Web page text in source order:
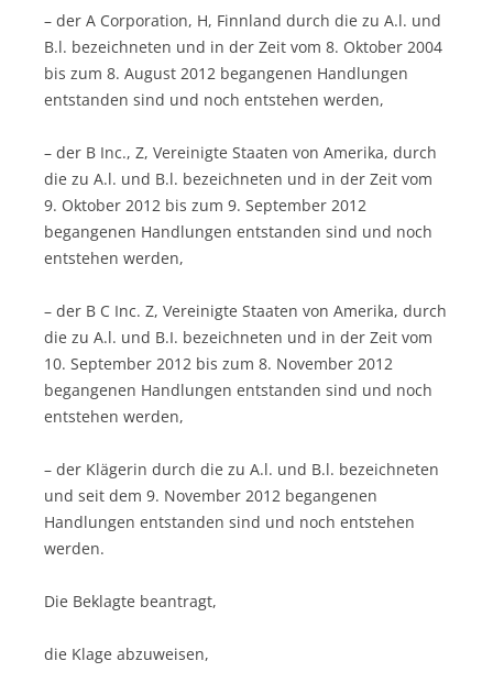
– der A Corporation, H, Finnland durch die zu A.l. und
B.l. bezeichneten und in der Zeit vom 8. Oktober 2004
bis zum 8. August 2012 begangenen Handlungen
entstanden sind und noch entstehen werden,
– der B Inc., Z, Vereinigte Staaten von Amerika, durch
die zu A.l. und B.l. bezeichneten und in der Zeit vom
9. Oktober 2012 bis zum 9. September 2012
begangenen Handlungen entstanden sind und noch
entstehen werden,
– der B C Inc. Z, Vereinigte Staaten von Amerika, durch
die zu A.l. und B.I. bezeichneten und in der Zeit vom
10. September 2012 bis zum 8. November 2012
begangenen Handlungen entstanden sind und noch
entstehen werden,
– der Klägerin durch die zu A.l. und B.l. bezeichneten
und seit dem 9. November 2012 begangenen
Handlungen entstanden sind und noch entstehen
werden.
Die Beklagte beantragt,
die Klage abzuweisen,